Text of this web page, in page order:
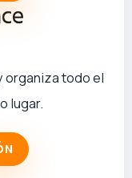
organiza todo el
lugar.